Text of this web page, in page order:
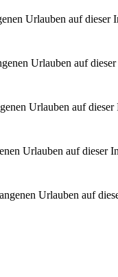
Urlauben auf dieser
Urlauben auf dieser
Urlauben auf dieser
Urlauben auf dieser
Urlauben auf